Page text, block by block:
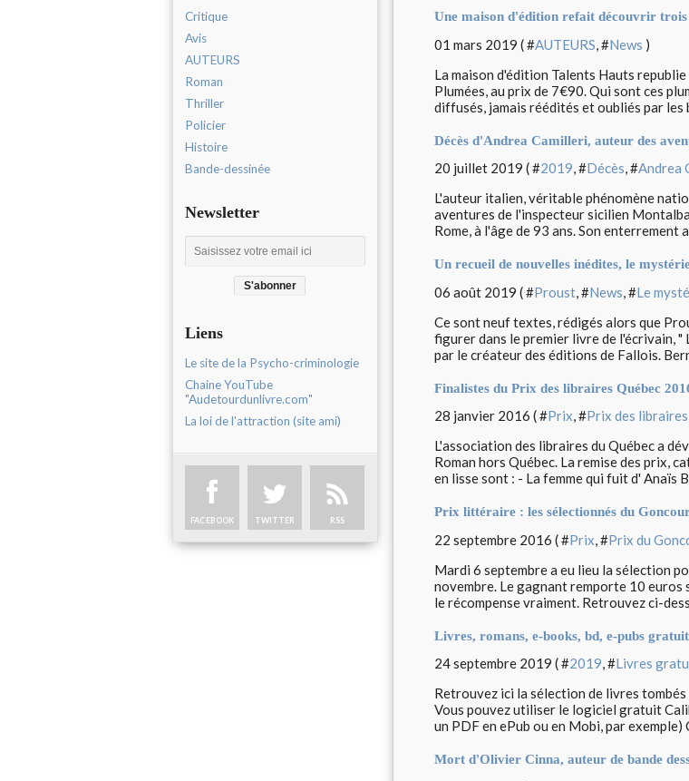
Critique
Avis
AUTEURS
Roman
Thriller
Policier
Histoire
Bande-dessinée
Newsletter
Liens
Le site de la Psycho-criminologie
Chaine YouTube
"Audetourdunlivre.com"
La loi de l'attraction (site ami)
FACEBOOK TWITTER RSS
Une maison d'édition refait découvrir trois
01 mars 2019 ( #AUTEURS, #News )
La maison d'édition Talents Hauts
Plumées, au prix de 7€90. Qui sont ces
diffusés, jamais réédités et oubliés par les
Décès d'Andrea Camilleri, auteur des
20 juillet 2019 ( #2019, #Décès, #Andrea
L'auteur italien, véritable phénomène
aventures de l'inspecteur sicilien
Rome, à l'âge de 93 ans. Son enterrement
Un recueil de nouvelles inédites, le
06 août 2019 ( #Proust, #News, #Le
Ce sont neuf textes, rédigés alors que
figurer dans le premier livre de l'écrivain,
par le créateur des éditions de Fallois.
Finalistes du Prix des libraires Québec
28 janvier 2016 ( #Prix, #Prix des
L'association des libraires du Québec a
Roman hors Québec. La remise des prix,
en lisse sont : - La femme qui fuit d' Anaïs
Prix littéraire : les sélectionnés du
22 septembre 2016 ( #Prix, #Prix du
Mardi 6 septembre a eu lieu la sélection
novembre. Le gagnant remporte 10
le récompense vraiment. Retrouvez ci-
Livres, romans, e-books, bd, e-pubs
24 septembre 2019 ( #2019, #Livres
Retrouvez ici la sélection de livres
Vous pouvez utiliser le logiciel gratuit
un PDF en ePub ou en Mobi, par exemple)
Mort d'Olivier Cinna, auteur de bande